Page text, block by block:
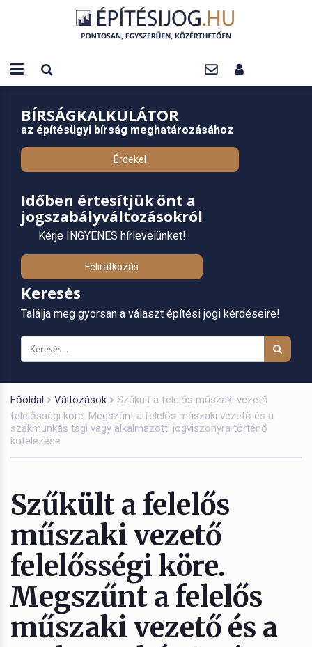
BÍRSÁGKALKULÁTOR
az építésügyi bírság meghatározásához
Érdekel
Időben értesítjük önt a
jogszabályváltozásokról
Kérje INGYENES hírlevelünket!
Feliratkozás
Keresés
Találja meg gyorsan a választ építési jogi kérdéseire!
Főoldal Változások
Szűkült a felelős műszaki vezető
felelősségi köre. Megszűnt a felelős műszaki vezető és a
szakmunkás tagi vagy alkalmazotti jogviszonyra történő
kötelezése
Szűkült a felelős
műszaki vezető
felelősségi köre.
Megszűnt a felelős
műszaki vezető és a